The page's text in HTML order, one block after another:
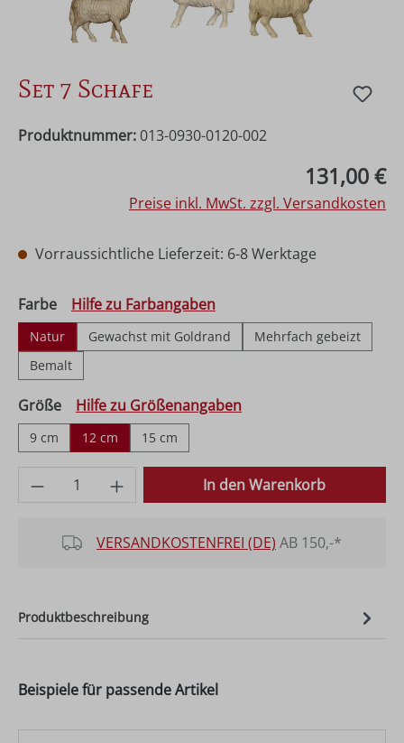
Set 7 Schafe
Produktnummer: 013-0930-0120-002
131,00 €
Preise inkl. MwSt. zzgl. Versandkosten
Vorraussichtliche Lieferzeit: 6-8 Werktage
Farbeauswählen
Hilfe zu Farbangaben
Natur Gewachst mit Goldrand
Mehrfach gebeizt
Bemalt
Größeauswählen
Hilfe zu Größenangaben
9 cm 12 cm 15 cm
Produkt Anzahl: Gib den gewünschten
In den Warenkorb
VERSANDKOSTENFREI (DE) AB 150,-*
Produktbeschreibung
Beispiele für passende Artikel